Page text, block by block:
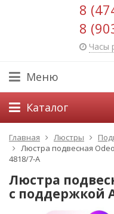
8
8
Часы
Меню
Каталог
Главная Люстры
Люстра подвесная
4818/7-A
Люстра
с поддержкой